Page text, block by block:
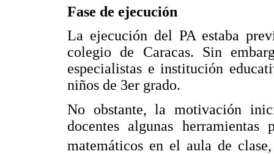
Fase de ejecución
La ejecución del PA estaba
colegio de Caracas. Sin
especialistas e institución
niños de 3er grado.
No obstante, la motivación
docentes algunas
matemáticos en el aula de